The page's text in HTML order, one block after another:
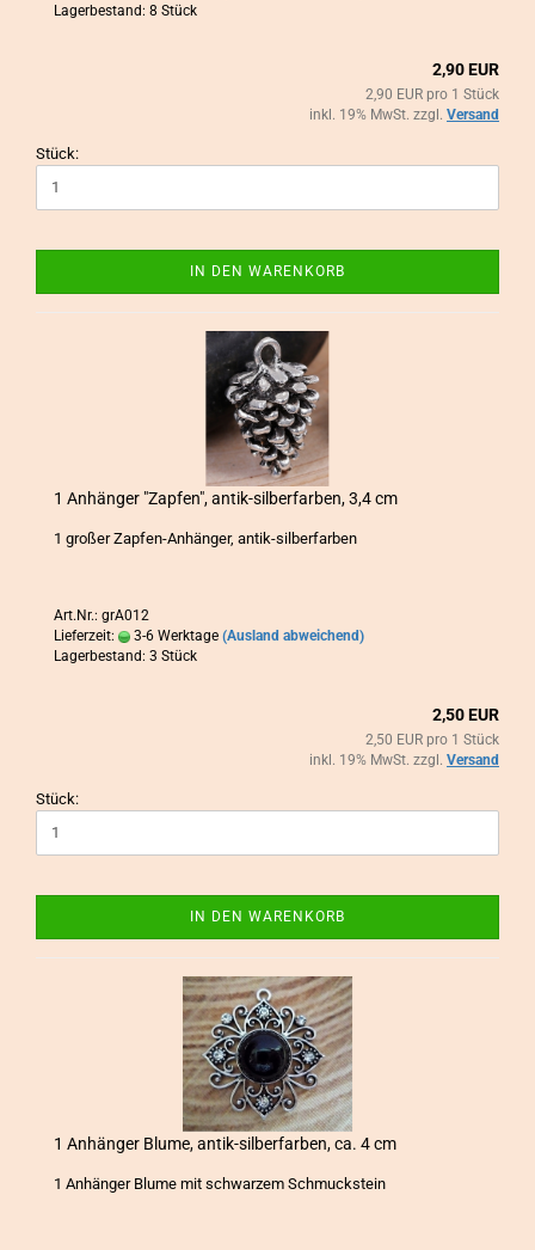
Lagerbestand: 8 Stück
2,90 EUR
2,90 EUR pro 1 Stück
inkl. 19% MwSt. zzgl. Versand
Stück:
IN DEN WARENKORB
1 An­hän­ger "Zap­fen", antik-​​sil­ber­far­ben, 3,4 cm
1 gro­ßer Zapfen-​Anhänger, antik-​silberfarben
Art.Nr.: grA012
Lieferzeit:
3-6 Werktage (Ausland abweichend)
Lagerbestand: 3 Stück
2,50 EUR
2,50 EUR pro 1 Stück
inkl. 19% MwSt. zzgl. Versand
Stück:
IN DEN WARENKORB
1 An­hän­ger Blume, antik-​​sil­ber­far­ben, ca. 4 cm
1 An­hän­ger Blume mit schwar­zem Schmuck­stein